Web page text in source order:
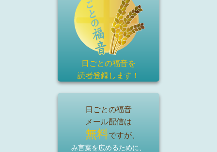
日ごとの福音を
読者登録します！
日ごとの福音
メール配信は
無料ですが、
み言葉を広めるために、